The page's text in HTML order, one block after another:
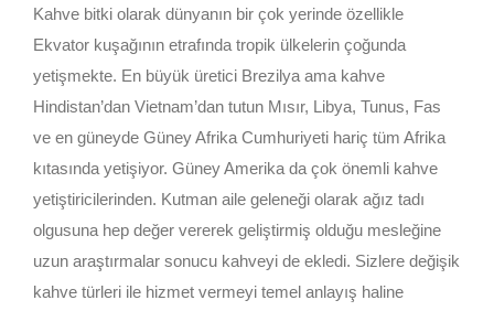
Kahve bitki olarak dünyanın bir çok yerinde özellikle
Ekvator kuşağının etrafında tropik ülkelerin çoğunda
yetişmekte. En büyük üretici Brezilya ama kahve
Hindistan’dan Vietnam’dan tutun Mısır, Libya, Tunus, Fas
ve en güneyde Güney Afrika Cumhuriyeti hariç tüm Afrika
kıtasında yetişiyor. Güney Amerika da çok önemli kahve
yetiştiricilerinden. Kutman aile geleneği olarak ağız tadı
olgusuna hep değer vererek geliştirmiş olduğu mesleğine
uzun araştırmalar sonucu kahveyi de ekledi. Sizlere değişik
kahve türleri ile hizmet vermeyi temel anlayış haline